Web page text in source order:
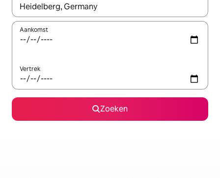
Wanneer er resultaten beschikbaar zijn, maak je een keuze
Aankomst
Vertrek
Zoeken